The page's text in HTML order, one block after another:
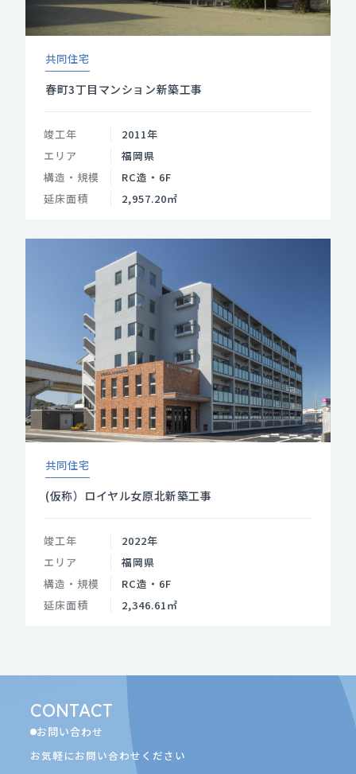
共同住宅
春町3丁目マンション新築工事
竣工年
2011年
エリア
福岡県
構造・規模
RC造・6F
延床面積
2,957.20㎡
共同住宅
(仮称）ロイヤル女原北新築工事
竣工年
2022年
エリア
福岡県
構造・規模
RC造・6F
延床面積
2,346.61㎡
CONTACT
お問い合わせ
お気軽にお問い合わせください